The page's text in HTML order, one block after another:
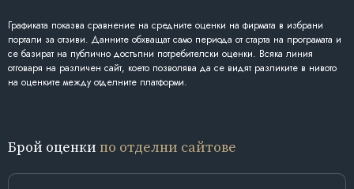
Графиката показва сравнение на средните оценки на фирмата в избрани
портали за отзиви. Данните обхващат само периода от старта на програмата и
се базират на публично достъпни потребителски оценки. Всяка линия
отговаря на различен сайт, което позволява да се видят разликите в нивото
на оценките между отделните платформи.
Брой оценки по отделни сайтове